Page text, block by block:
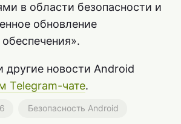
в области безопасности и
обновление
другие новости Android
Telegram-чате.
Безопасность Android